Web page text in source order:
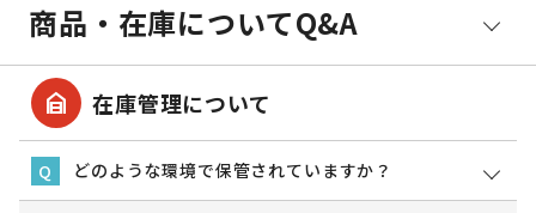
商品・在庫についてQ&A
garage_home 在庫管理について
Q どのような環境で保管されていますか？